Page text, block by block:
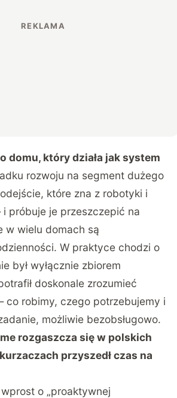
domu, który działa jak system
rozwoju na segment dużego
które zna z robotyki i
próbuje je przeszczepić na
w wielu domach są
W praktyce chodzi o
był wyłącznie zbiorem
doskonale zrozumieć
co robimy, czego potrzebujemy i
możliwie bezobsługowo.
rozgaszcza się w polskich
przyszedł czas na
o „proaktywnej